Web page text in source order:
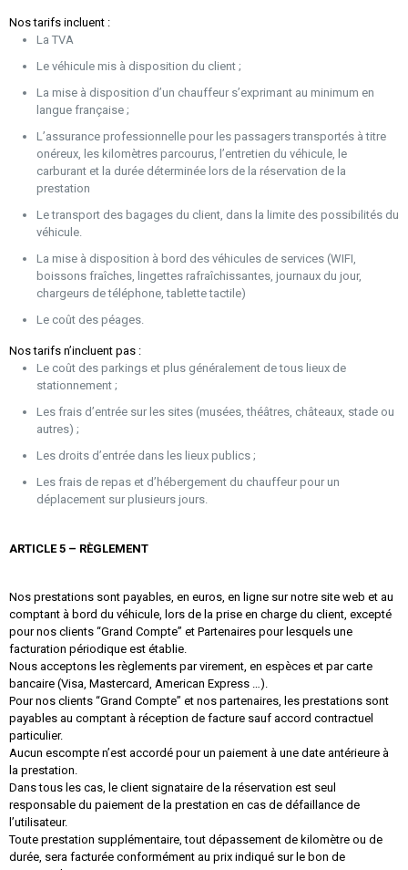
Nos tarifs incluent :
La TVA
Le véhicule mis à disposition du client ;
La mise à disposition d’un chauffeur s’exprimant au minimum en
langue française ;
L’assurance professionnelle pour les passagers transportés à titre
onéreux, les kilomètres parcourus, l’entretien du véhicule, le
carburant et la durée déterminée lors de la réservation de la
prestation
Le transport des bagages du client, dans la limite des possibilités du
véhicule.
La mise à disposition à bord des véhicules de services (WIFI,
boissons fraîches, lingettes rafraîchissantes, journaux du jour,
chargeurs de téléphone, tablette tactile)
Le coût des péages.
Nos tarifs n’incluent pas :
Le coût des parkings et plus généralement de tous lieux de
stationnement ;
Les frais d’entrée sur les sites (musées, théâtres, châteaux, stade ou
autres) ;
Les droits d’entrée dans les lieux publics ;
Les frais de repas et d’hébergement du chauffeur pour un
déplacement sur plusieurs jours.
ARTICLE 5 – RÈGLEMENT
Nos prestations sont payables, en euros, en ligne sur notre site web et au
comptant à bord du véhicule, lors de la prise en charge du client, excepté
pour nos clients “Grand Compte” et Partenaires pour lesquels une
facturation périodique est établie.
Nous acceptons les règlements par virement, en espèces et par carte
bancaire (Visa, Mastercard, American Express …).
Pour nos clients “Grand Compte” et nos partenaires, les prestations sont
payables au comptant à réception de facture sauf accord contractuel
particulier.
Aucun escompte n’est accordé pour un paiement à une date antérieure à
la prestation.
Dans tous les cas, le client signataire de la réservation est seul
responsable du paiement de la prestation en cas de défaillance de
l’utilisateur.
Toute prestation supplémentaire, tout dépassement de kilomètre ou de
durée, sera facturée conformément au prix indiqué sur le bon de